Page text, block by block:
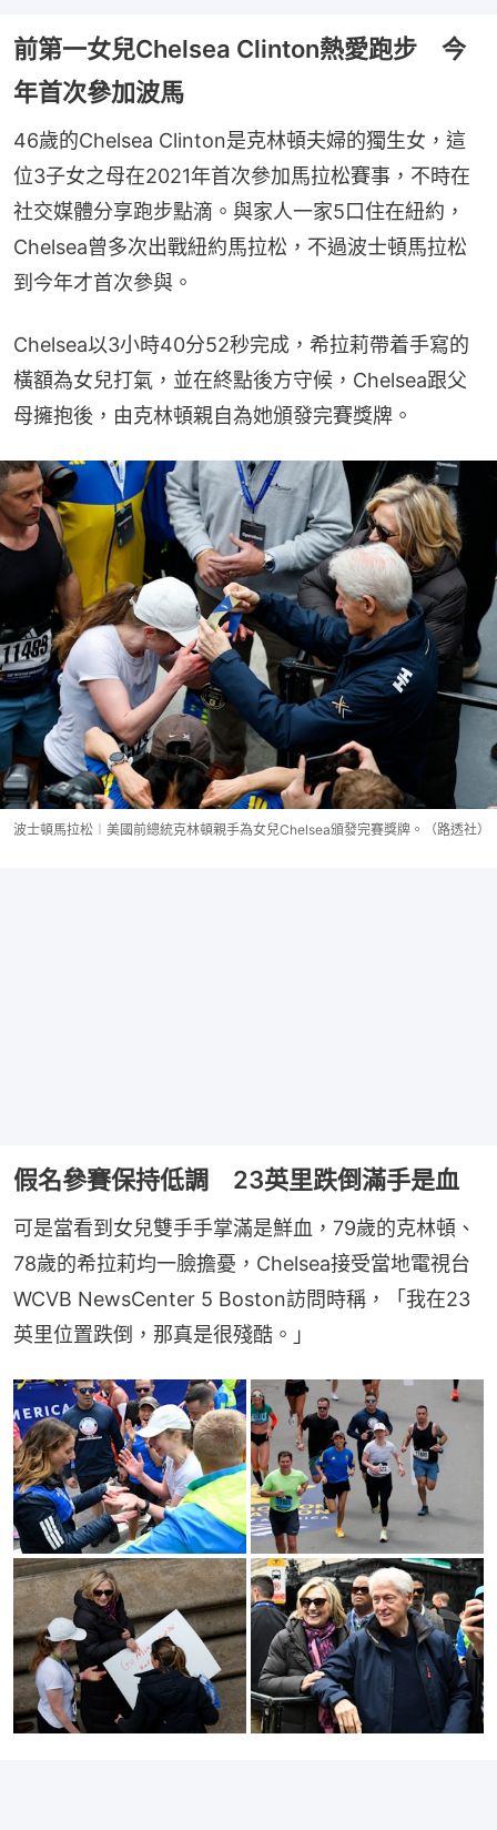
前第一女兒Chelsea Clinton熱愛跑步 今
年首次參加波馬
46歲的Chelsea Clinton是克林頓夫婦的獨生女，這
位3子女之母在2021年首次參加馬拉松賽事，不時在
社交媒體分享跑步點滴。與家人一家5口住在紐約，
Chelsea曾多次出戰紐約馬拉松，不過波士頓馬拉松
到今年才首次參與。
Chelsea以3小時40分52秒完成，希拉莉帶着手寫的
橫額為女兒打氣，並在終點後方守候，Chelsea跟父
母擁抱後，由克林頓親自為她頒發完賽獎牌。
波士頓馬拉松︱美國前總統克林頓親手為女兒Chelsea頒發完賽獎牌。（路透社）
假名參賽保持低調 23英里跌倒滿手是血
可是當看到女兒雙手手掌滿是鮮血，79歲的克林頓、
78歲的希拉莉均一臉擔憂，Chelsea接受當地電視台
WCVB NewsCenter 5 Boston訪問時稱，「我在23
英里位置跌倒，那真是很殘酷。」